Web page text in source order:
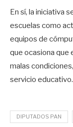
En sí, la iniciativa
escuelas como
equipos de
que ocasiona que
malas
servicio educativo.
DIPUTADOS PAN